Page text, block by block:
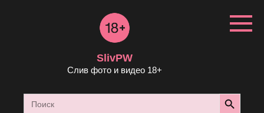
SlivPW
Слив фото и видео 18+
Search
for:
Search Button